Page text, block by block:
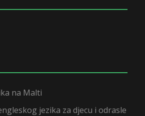
na Malti
jezika za djecu i odrasle